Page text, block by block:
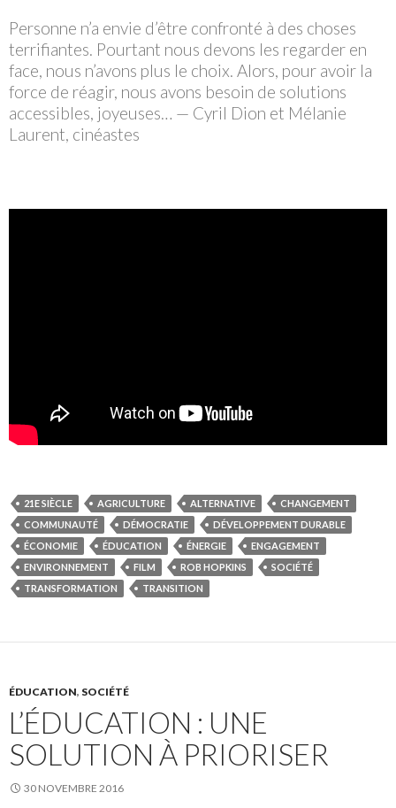
Personne n’a envie d’être confronté à des choses
terrifiantes. Pourtant nous devons les regarder en
face, nous n’avons plus le choix. Alors, pour avoir la
force de réagir, nous avons besoin de solutions
accessibles, joyeuses… — Cyril Dion et Mélanie
Laurent, cinéastes
21E SIÈCLE AGRICULTURE ALTERNATIVE
CHANGEMENT
COMMUNAUTÉ
DÉMOCRATIE
DÉVELOPPEMENT DURABLE
ÉCONOMIE
ÉDUCATION ÉNERGIE
ENGAGEMENT
ENVIRONNEMENT
FILM ROB HOPKINS
SOCIÉTÉ
TRANSFORMATION
TRANSITION
ÉDUCATION, SOCIÉTÉ
L’ÉDUCATION : UNE
SOLUTION À PRIORISER
30 NOVEMBRE 2016